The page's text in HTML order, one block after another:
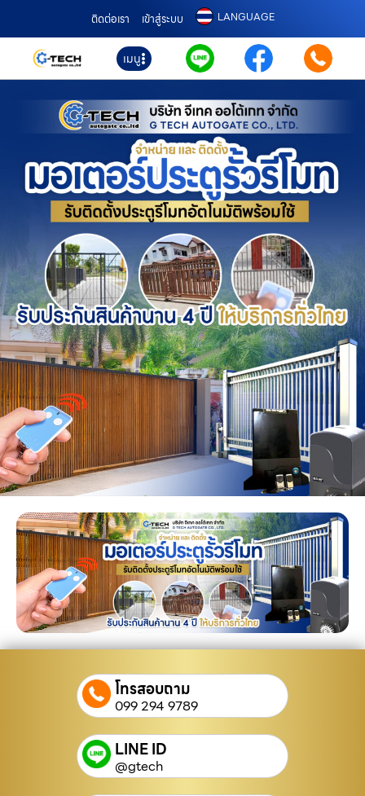
ติดต่อเรา เข้าสู่ระบบ LANGUAGE
เมนู
โทรสอบถาม
099 294 9789
LINE ID
@gtech